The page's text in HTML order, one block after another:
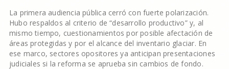
La primera audiencia pública cerró con fuerte polarización.
Hubo respaldos al criterio de “desarrollo productivo” y, al
mismo tiempo, cuestionamientos por posible afectación de
áreas protegidas y por el alcance del inventario glaciar. En
ese marco, sectores opositores ya anticipan presentaciones
judiciales si la reforma se aprueba sin cambios de fondo.